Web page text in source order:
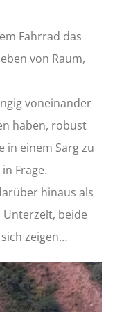
Fahrrad das
von Raum,
voneinander
haben, robust
in einem Sarg zu
Frage.
hinaus als
beide
zeigen…